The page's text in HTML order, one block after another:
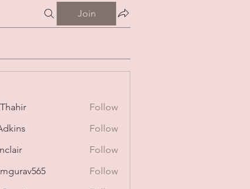
Join
Follow
Follow
Follow
Follow